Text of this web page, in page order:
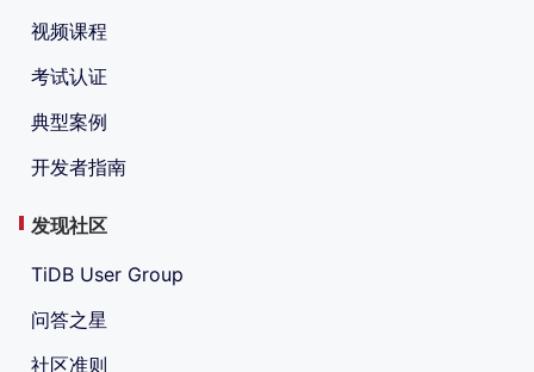
视频课程
考试认证
典型案例
开发者指南
发现社区
TiDB User Group
问答之星
社区准则